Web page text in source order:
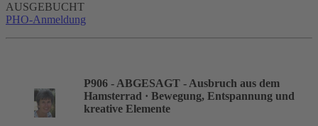
AUSGEBUCHT
PHO-Anmeldung
P906 - ABGESAGT - Ausbruch aus dem
Hamsterrad · Bewegung, Entspannung und
kreative Elemente